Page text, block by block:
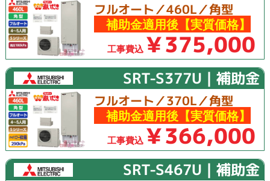
フルオート／460L／角型
補助金適用後【実質価格】
工事費込 ￥375,000
SRT-S377U｜補助金
フルオート／370L／角型
補助金適用後【実質価格】
工事費込 ￥366,000
SRT-S467U｜補助金